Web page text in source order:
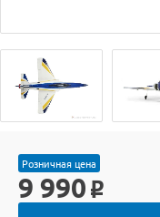
Розничная цена
9 990 o